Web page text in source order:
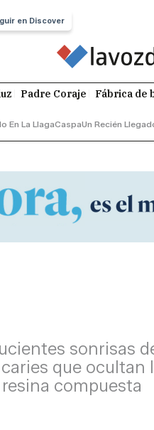
en Discover
Padre Coraje Fábrica de
En La LlagaCaspaUn Recién
sonrisas
que ocultan
compuesta